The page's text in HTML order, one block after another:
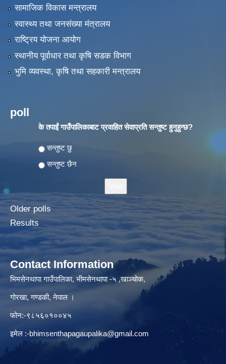
सामाजिक विकास मन्त्रालय
स्वास्थ्य तथा जनसंख्या मंत्रालय
राष्ट्रिय योजना आयोग
स्थानीय पूर्वाधार तथा कृषि सडक विभाग
भुमि व्यवस्था, कृषि तथा सहकारी मन्त्रालय
poll
के तपाईं गाउँपालिकाबाट प्रवाहित सेवाप्रति सन्तुष्ट हुनुहुन्छ?
Choices
सन्तुष्ट छु
सन्तुष्ट छैन
Older polls
Results
Contact Information
भिमसेनथापा गाउँपालिका, भीमसेनथापा -५ ,खाञ्चोक,
गोरखा, गण्डकी, नेपाल ।
फोन:-९८५६०१००४५
इमेल :-bhimsenthapagaupalika@gmail.com